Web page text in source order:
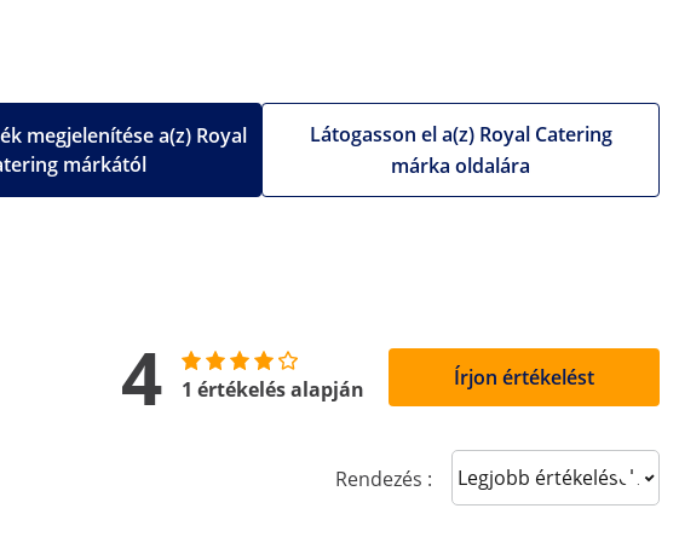
Látogasson el a(z) Royal Catering
márka oldalára
megjelenítése a(z) Royal
márkától
4 1 értékelés alapján Írjon értékelést
Rendezés : Sort reviews